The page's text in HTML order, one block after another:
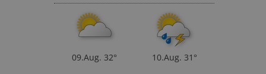
09.Aug. 32° 10.Aug. 31°